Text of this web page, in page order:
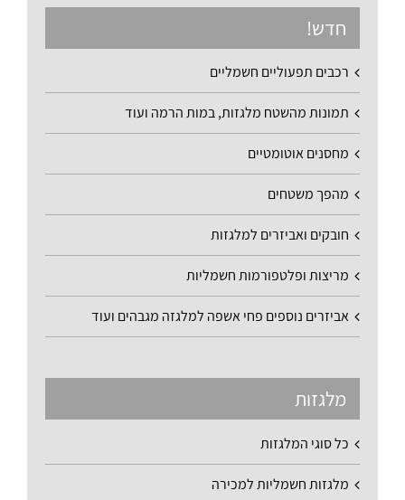
חדש!
רכבים תפעוליים חשמליים
תמונות מהשטח מלגזות, במות הרמה ועוד
מחסנים אוטומטיים
מהפך משטחים
חובקים ואביזרים למלגזות
מריצות ופלטפורמות חשמליות
אביזרים נוספים פחי אשפה למלגזה מגבהים ועוד
מלגזות
כל סוגי המלגזות
מלגזות חשמליות למכירה